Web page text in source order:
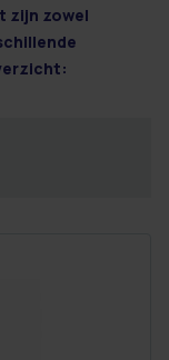
zijn zowel